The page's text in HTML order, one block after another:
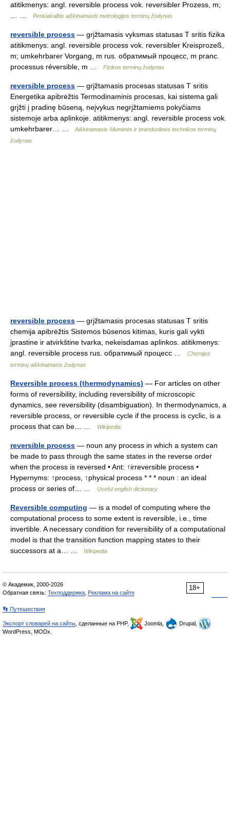
atitikmenys: angl. reversible process vok. reversibler Prozess, m;
Penkiakalbis aiškinamasis metrologijos terminų žodynas
reversible process — grįžtamasis vyksmas statusas T sritis fizika
atitikmenys: angl. reversible process vok. reversibler Kreisprozeß,
m; umkehrbarer Vorgang, m rus. обратимый процесс, m pranc.
processus réversible, m …
Fizikos terminų žodynas
reversible process — grįžtamasis procesas statusas T sritis
Energetika apibrėžtis Termodinaminis procesas, kai sistema gali
grįžti į pradinę būseną, neįvykus negrįžtamiems pokyčiams
sistemoje arba aplinkoje. atitikmenys: angl. reversible process vok.
umkehrbarer… …
Aiškinamasis šiluminės ir branduolinės technikos terminų
žodynas
reversible process — grįžtamasis procesas statusas T sritis
chemija apibrėžtis Sistemos būsenos kitimas, kuris gali vykti
įprastine ir atvirkštine tvarka, nekeisdamas aplinkos. atitikmenys:
angl. reversible process rus. обратимый процесс …
Chemijos
terminų aiškinamasis žodynas
Reversible process (thermodynamics) — For articles on other
forms of reversibility, including reversibility of microscopic
dynamics, see reversibility (disambiguation). In thermodynamics, a
reversible process, or reversible cycle if the process is cyclic, is a
process that can be… …
Wikipedia
reversible process — noun any process in which a system can
be made to pass through the same states in the reverse order
when the process is reversed • Ant: ↑irreversible process •
Hypernyms: ↑process, ↑physical process * * * noun : an ideal
process or series of… …
Useful english dictionary
Reversible computing — is a model of computing where the
computational process to some extent is reversible, i.e., time
invertible. A necessary condition for reversibility of a computational
model is that the transition function mapping states to their
successors at a… …
Wikipedia
18+
© Академик, 2000-2026
Обратная связь: Техподдержка Реклама на сайте
👣 Путешествия
Экспорт словарей на сайты , сделанные на PHP, Joomla,
Drupal,
WordPress, MODx.